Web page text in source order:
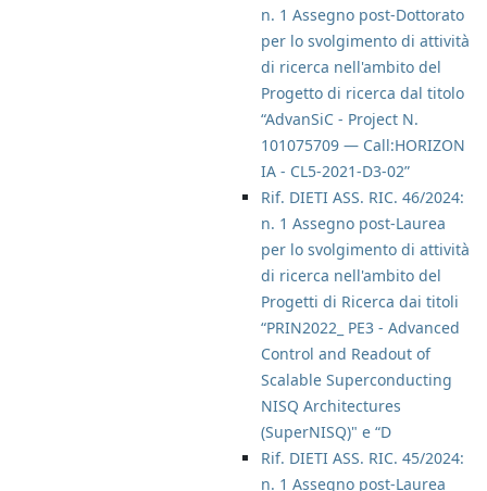
n. 1 Assegno post-Dottorato
per lo svolgimento di attività
di ricerca nell'ambito del
Progetto di ricerca dal titolo
“AdvanSiC - Project N.
101075709 — Call:HORIZON
IA - CL5-2021-D3-02”
Rif. DIETI ASS. RIC. 46/2024:
n. 1 Assegno post-Laurea
per lo svolgimento di attività
di ricerca nell'ambito del
Progetti di Ricerca dai titoli
“PRIN2022_ PE3 - Advanced
Control and Readout of
Scalable Superconducting
NISQ Architectures
(SuperNISQ)" e “D
Rif. DIETI ASS. RIC. 45/2024:
n. 1 Assegno post-Laurea